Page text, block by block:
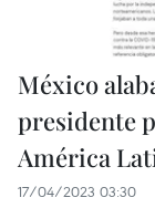
México
presidente
América
17/04/2023 03:30